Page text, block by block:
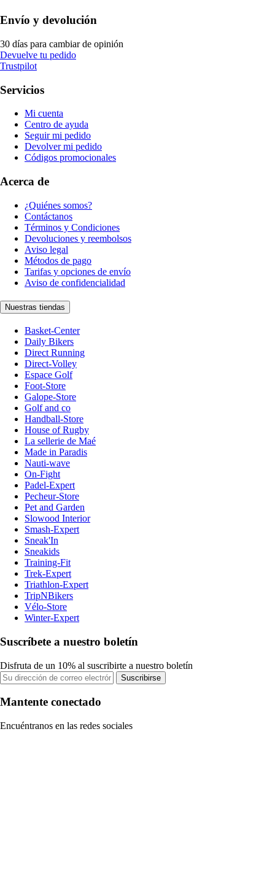
Envío y devolución
30 días para cambiar de opinión
Devuelve tu pedido
Trustpilot
Servicios
Mi cuenta
Centro de ayuda
Seguir mi pedido
Devolver mi pedido
Códigos promocionales
Acerca de
¿Quiénes somos?
Contáctanos
Términos y Condiciones
Devoluciones y reembolsos
Aviso legal
Métodos de pago
Tarifas y opciones de envío
Aviso de confidencialidad
Nuestras tiendas
Basket-Center
Daily Bikers
Direct Running
Direct-Volley
Espace Golf
Foot-Store
Galope-Store
Golf and co
Handball-Store
House of Rugby
La sellerie de Maé
Made in Paradis
Nauti-wave
On-Fight
Padel-Expert
Pecheur-Store
Pet and Garden
Slowood Interior
Smash-Expert
Sneak'In
Sneakids
Training-Fit
Trek-Expert
Triathlon-Expert
TripNBikers
Vélo-Store
Winter-Expert
Suscríbete a nuestro boletín
Disfruta de un 10% al suscribirte a nuestro boletín
Suscribirse
Mantente conectado
Encuéntranos en las redes sociales